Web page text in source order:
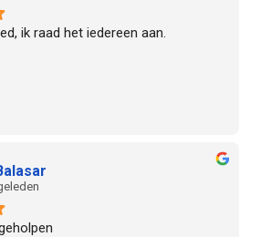
ik raad het iedereen aan.